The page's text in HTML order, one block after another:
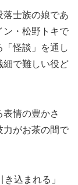
落士族の娘であ
ン・松野トキで
怪談」を通し
細で難しい役ど
情の豊かさ
力がお茶の間で
込まれる」